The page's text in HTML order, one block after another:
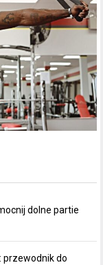
dolne partie
przewodnik do